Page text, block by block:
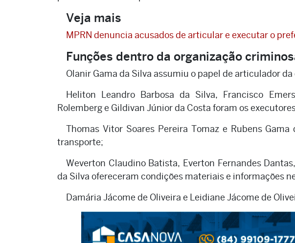
Veja mais
MPRN denuncia acusados de articular e executar o
Funções dentro da organização
Olanir Gama da Silva assumiu o papel de articulador da
Heliton Leandro Barbosa da Silva, Francisco
Rolemberg e Gildivan Júnior da Costa foram os
Thomas Vitor Soares Pereira Tomaz e Rubens
transporte;
Weverton Claudino Batista, Everton Fernandes
da Silva ofereceram condições materiais e informações
Damária Jácome de Oliveira e Leidiane Jácome de